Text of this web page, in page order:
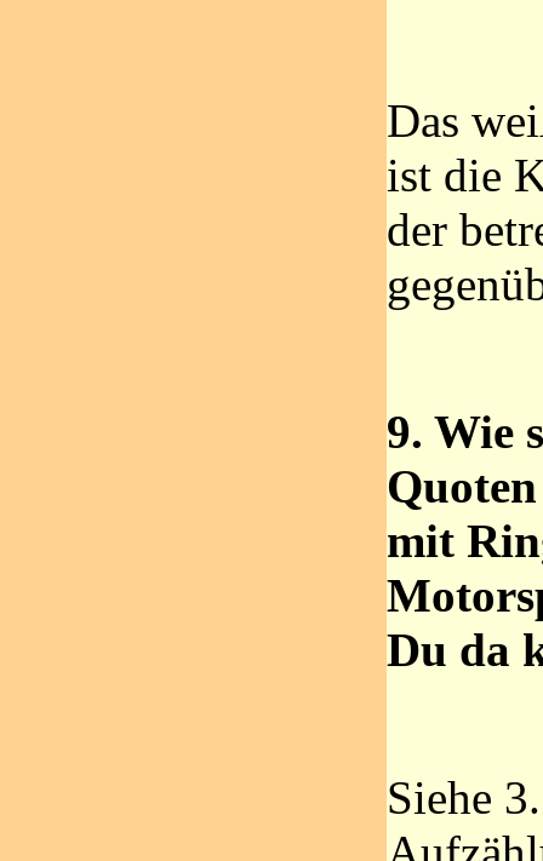
Das
ist die
der
9. Wie
mit
Du da
Siehe